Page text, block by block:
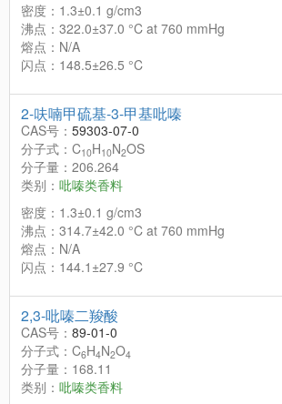
密度：1.3±0.1 g/cm3
沸点：322.0±37.0 °C at 760 mmHg
熔点：N/A
闪点：148.5±26.5 °C
2-呋喃甲硫基-3-甲基吡嗪
CAS号： 59303-07-0
分子式：C10H10N2OS
分子量：206.264
类别： 吡嗪类香料
密度：1.3±0.1 g/cm3
沸点：314.7±42.0 °C at 760 mmHg
熔点：N/A
闪点：144.1±27.9 °C
2,3-吡嗪二羧酸
CAS号： 89-01-0
分子式：C6H4N2O4
分子量：168.11
类别： 吡嗪类香料